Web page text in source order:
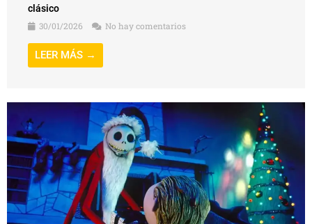
clásico
30/01/2026
No hay comentarios
LEER MÁS →